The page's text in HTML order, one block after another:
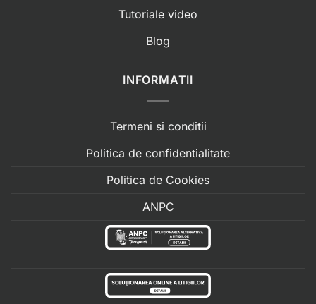
Tutoriale video
Blog
INFORMATII
Termeni si conditii
Politica de confidentialitate
Politica de Cookies
ANPC